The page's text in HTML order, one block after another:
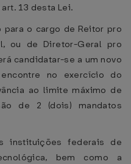
13 desta Lei.
para o cargo de Reitor pro
ou de Diretor-Geral pro
candidatar-se a um novo
no exercício do
ao limite máximo de
de 2 (dois) mandatos
instituições federais de
bem como a